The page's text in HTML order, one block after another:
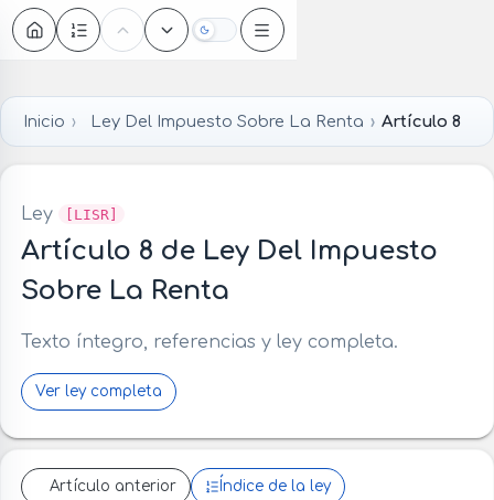
Oscuro
Inicio Ley Del Impuesto Sobre La Renta Artículo 8
Ley [LISR]
Artículo 8 de Ley Del Impuesto
Sobre La Renta
Texto íntegro, referencias y ley completa.
Ver ley completa
Artículo anterior Índice de la ley